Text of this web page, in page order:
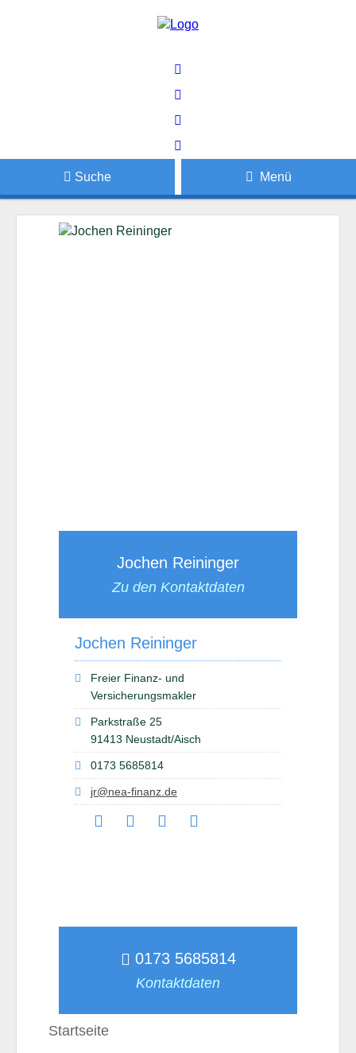
Suche Menü
Jochen Reininger
Zu den Kontaktdaten
Jochen Reininger
Freier Finanz- und
Versicherungsmakler
Parkstraße 25
91413 Neustadt/Aisch
0173 5685814
jr@nea-finanz.de
0173 5685814
Kontaktdaten
Startseite